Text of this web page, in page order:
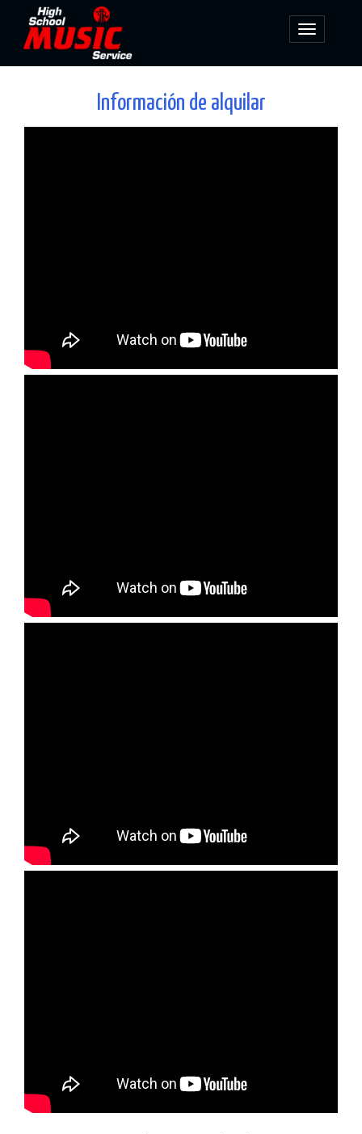
Toggle
Información de alquilar